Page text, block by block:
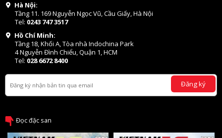
Hà Nội:
Tầng 11. 169 Nguyễn Ngọc Vũ, Cầu Giấy, Hà Nội
Tel: 0243 747 3517
Hồ Chí Minh:
Tầng 18, Khối A, Tòa nhà Indochina Park
4 Nguyễn Đình Chiểu, Quận 1, HCM
Tel: 028 6672 8400
Đăng ký
Đọc đặc san